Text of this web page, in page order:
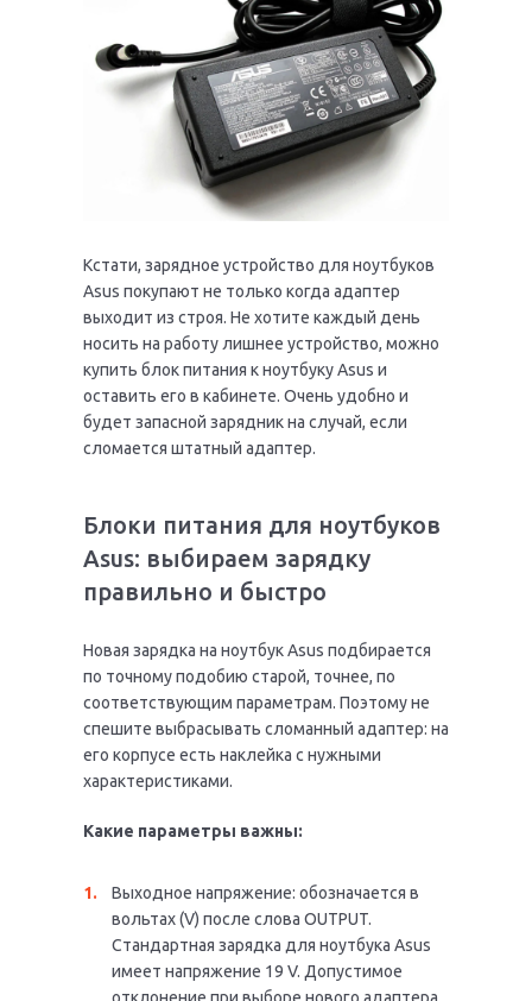
Кстати, зарядное устройство для ноутбуков
Asus покупают не только когда адаптер
выходит из строя. Не хотите каждый день
носить на работу лишнее устройство, можно
купить блок питания к ноутбуку Asus и
оставить его в кабинете. Очень удобно и
будет запасной зарядник на случай, если
сломается штатный адаптер.
Блоки питания для ноутбуков
Asus: выбираем зарядку
правильно и быстро
Новая зарядка на ноутбук Asus подбирается
по точному подобию старой, точнее, по
соответствующим параметрам. Поэтому не
спешите выбрасывать сломанный адаптер: на
его корпусе есть наклейка с нужными
характеристиками.
Какие параметры важны:
Выходное напряжение: обозначается в
вольтах (V) после слова OUTPUT.
Стандартная зарядка для ноутбука Asus
имеет напряжение 19 V. Допустимое
отклонение при выборе нового адаптера